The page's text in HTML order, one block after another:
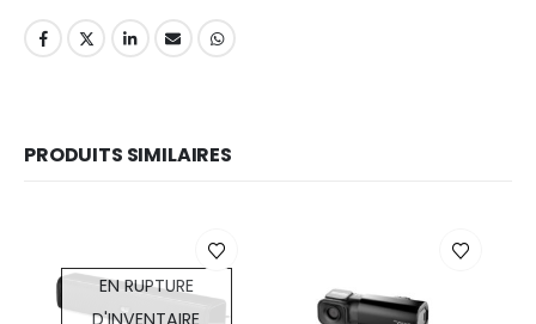
PRODUITS SIMILAIRES
EN RUPTURE
D'INVENTAIRE